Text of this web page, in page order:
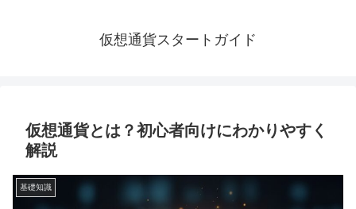
仮想通貨スタートガイド
仮想通貨とは？初心者向けにわかりやすく
解説
基礎知識